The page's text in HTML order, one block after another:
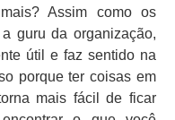
Assim como os
guru da organização,
útil e faz sentido na
porque ter coisas em
mais fácil de ficar